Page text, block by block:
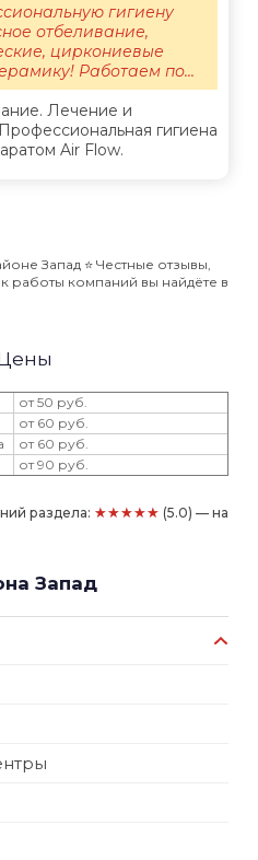
Лечение и
гигиена
Air Flow.
гигиену
отбеливание,
циркониевые
Работаем по...
Запад ⭐️ Честные отзывы,
работы компаний вы найдёте в
от 50 руб.
от 60 руб.
от 60 руб.
от 90 руб.
раздела: ★★★★★ (5.0) — на
Запад